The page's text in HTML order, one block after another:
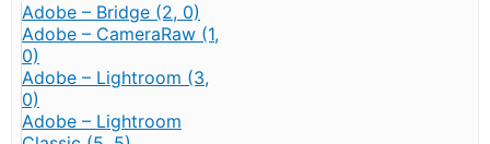
Adobe – Bridge (2, 0)
Adobe – CameraRaw (1,
0)
Adobe – Lightroom (3,
0)
Adobe – Lightroom